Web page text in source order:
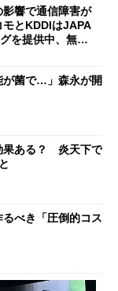
影響で通信障害が
とKDDIはJAPA
を提供中、無料
が菌で…」森永が開
果ある？ 炎天下で
べき「圧倒的コス